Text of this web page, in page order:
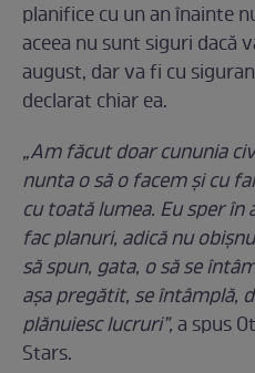
planifice cu un an înainte
aceea nu sunt siguri dacă
august, dar va fi cu
declarat chiar ea.
„Am făcut doar cununia
nunta o să o facem și cu
cu toată lumea. Eu sper
fac planuri, adică nu
să spun, gata, o să se
așa pregătit, se întâmplă,
plănuiesc lucruri”,a spus
Stars.